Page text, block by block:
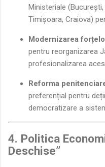
Ministeriale (București,
Timișoara, Craiova)
Modernizarea
pentru reorganizarea
profesionalizarea
Reforma
preferențial pentru
democratizare a
4. Politica
Deschise”